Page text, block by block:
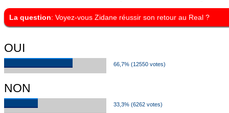
La question: Voyez-vous Zidane réussir son retour au Real ?
OUI
66,7% (12550 votes)
NON
33,3% (6262 votes)